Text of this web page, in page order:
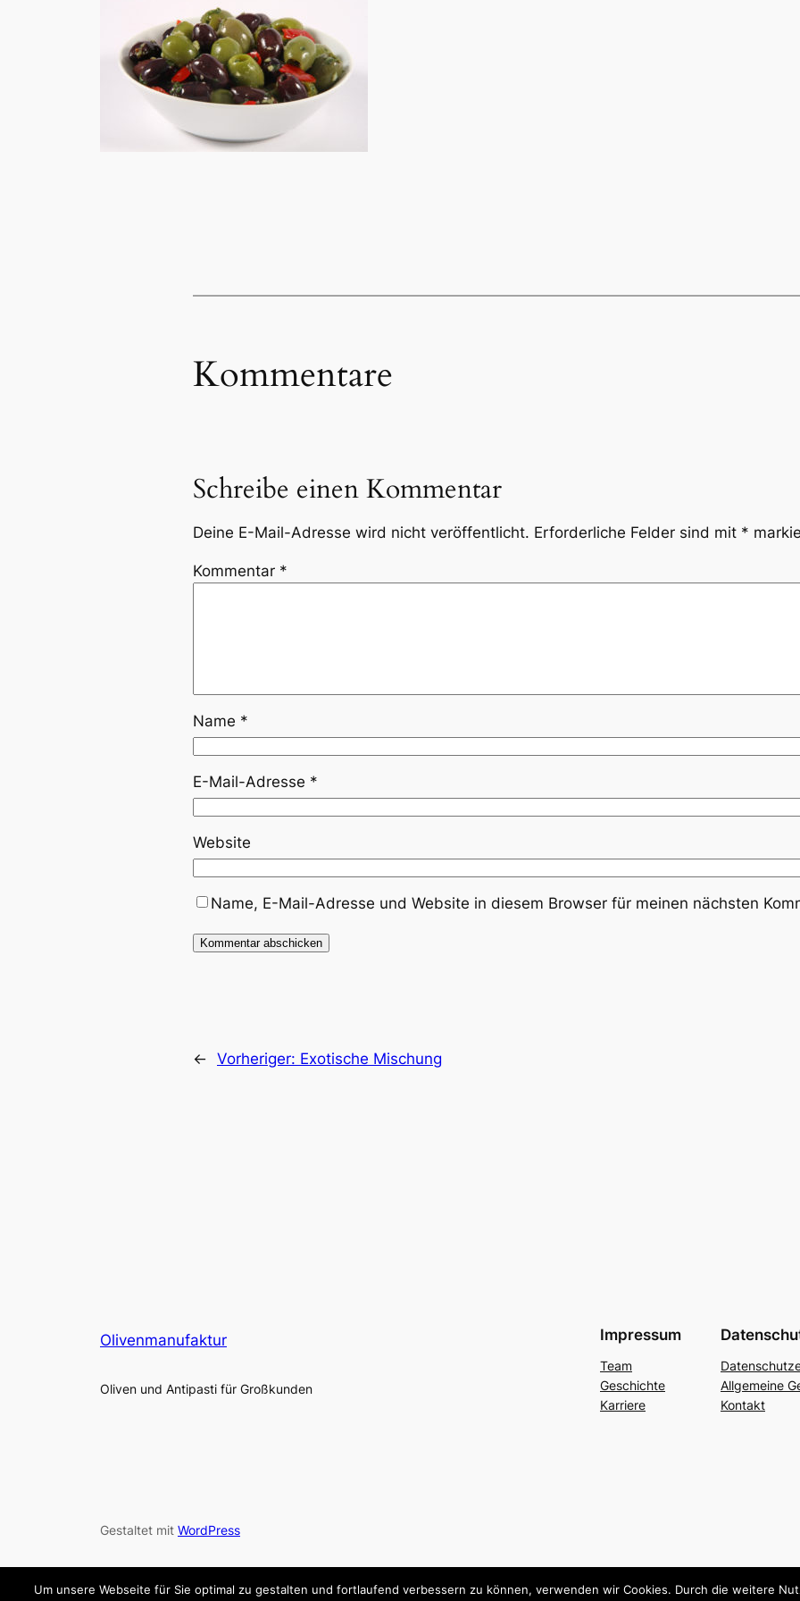
Kommentare
Schreibe einen Kommentar
Deine E-Mail-Adresse wird nicht veröffentlicht. Erforderliche Felder sind mit *
Kommentar *
Name *
E-Mail-Adresse *
Website
Name, E-Mail-Adresse und Website in diesem Browser für meinen nächsten
← Vorheriger: Exotische Mischung
Olivenmanufaktur
Oliven und Antipasti für Großkunden
Impressum
Team
Geschichte
Karriere
Allgemeine
Kontakt
Gestaltet mit WordPress
Um unsere Webseite für Sie optimal zu gestalten und fortlaufend verbessern zu können, verwenden wir Cookies. Durch die weitere